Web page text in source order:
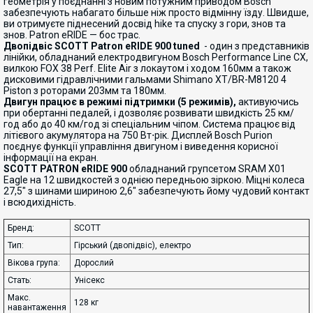
забезпечують набагато більше ніж просто відмінну їзду. Швидше,
ви отримуєте піднесений досвід hike та спуску з гори, знов та
знов. Patron eRIDE — бос трас.
Двопідвіс SCOTT Patron eRIDE 900 tuned
- один з представників
лінійки, обладнаний електродвигуном Bosch Performance Line CX,
вилкою FOX 38 Perf. Elite Air з локаутом і ходом 160мм а також
дисковими гідравлічними гальмами Shimano XT/BR-M8120 4
Piston з роторами 203мм та 180мм.
Двигун працює в режимі підтримки (5 режимів), активуючись
при обертанні педалей, і дозволяє розвивати швидкість 25 км/
год або до 40 км/год зі спеціальним чіпом. Система працює від
літієвого акумулятора на 750 Вт⋅рік. Дисплей Bosch Purion
поєднує функції управління двигуном і виведення корисної
інформації на екран.
SCOTT PATRON eRIDE 900обладнаний групсетом SRAM X01
Eagle на 12 швидкостей з однією передньою зіркою. Міцні колеса
27,5" з шинами шириною 2,6" забезпечують йому чудовий контакт
і всюдихідність.
Бренд:
SCOTT
Тип:
Гірський (двопідвіс), електро
Вікова група:
Дорослий
Стать:
Унісекс
Макс.
навантаження
128 кг